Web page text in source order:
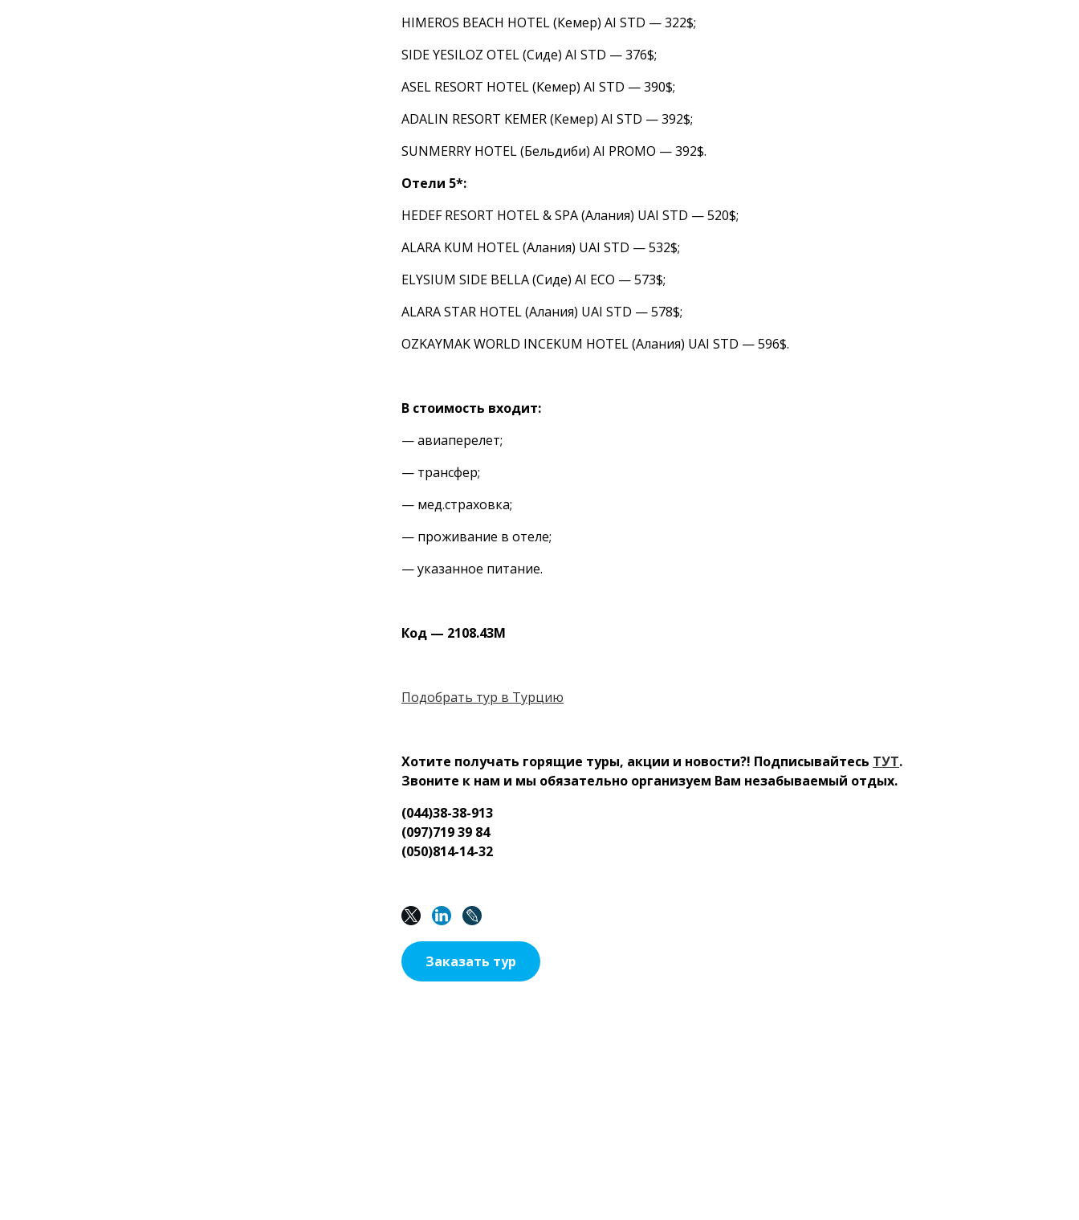
HIMEROS BEACH HOTEL (Кемер) AI STD — 322$;
SIDE YESILOZ OTEL (Сиде) AI STD — 376$;
ASEL RESORT HOTEL (Кемер) AI STD — 390$;
ADALIN RESORT KEMER (Кемер) AI STD — 392$;
SUNMERRY HOTEL (Бельдиби) AI PROMO — 392$.
Отели 5*:
HEDEF RESORT HOTEL & SPA (Алания) UAI STD — 520$;
ALARA KUM HOTEL (Алания) UAI STD — 532$;
ELYSIUM SIDE BELLA (Сиде) AI ECO — 573$;
ALARA STAR HOTEL (Алания) UAI STD — 578$;
OZKAYMAK WORLD INCEKUM HOTEL (Алания) UAI STD — 596$.
В стоимость входит:
— авиаперелет;
— трансфер;
— мед.страховка;
— проживание в отеле;
— указанное питание.
Код — 2108.43М
Подобрать тур в Турцию
Хотите получать горящие туры, акции и новости?! Подписывайтесь ТУТ.
Звоните к нам и мы обязательно организуем Вам незабываемый отдых.
(044)38-38-913
(097)719 39 84
(050)814-14-32
Заказать тур